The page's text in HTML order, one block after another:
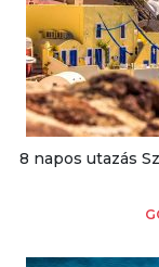
8 napos utazás